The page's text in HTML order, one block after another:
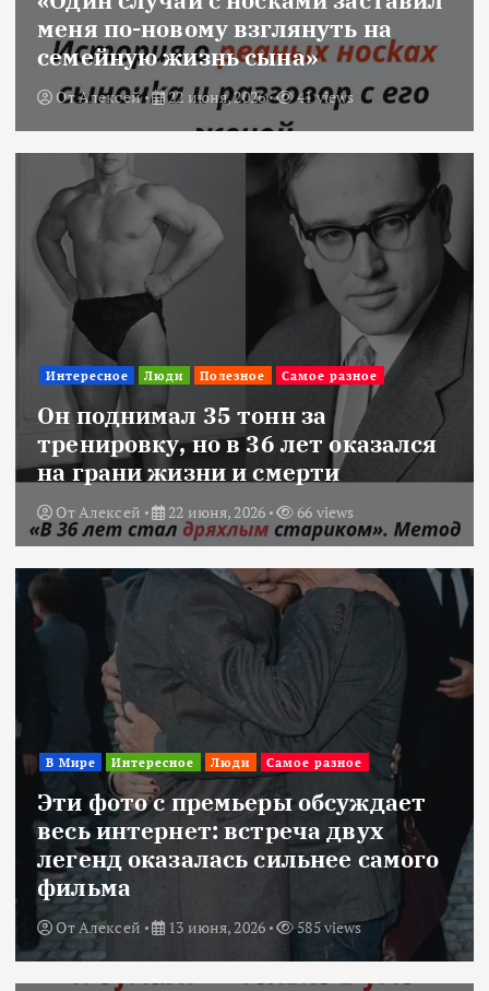
меня по-новому взглянуть на
семейную жизнь сына»
ОтАлексей 22 июня, 2026 41 views
Интересное Люди Полезное Самое разное
Он поднимал 35 тонн за
тренировку, но в 36 лет оказался
на грани жизни и смерти
ОтАлексей 22 июня, 2026 66 views
В Мире Интересное Люди Самое разное
Эти фото с премьеры обсуждает
весь интернет: встреча двух
легенд оказалась сильнее самого
фильма
ОтАлексей 13 июня, 2026 585 views